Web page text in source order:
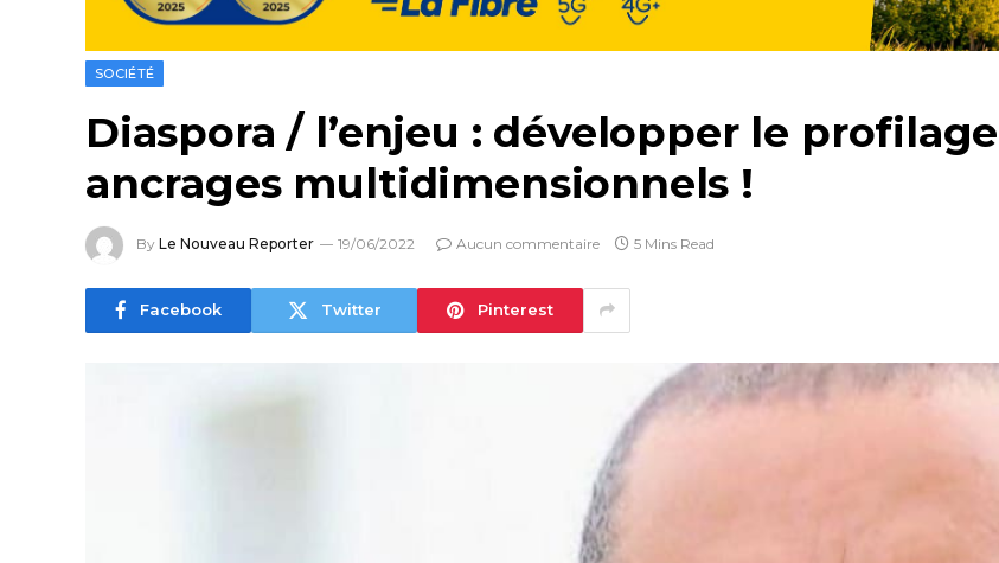
SOCIÉTÉ
Diaspora / l’enjeu : développer le
ancrages multidimensionnels !
By Le Nouveau Reporter 19/06/2022 Aucun commentaire 5 Mins Read
Facebook Twitter Pinterest